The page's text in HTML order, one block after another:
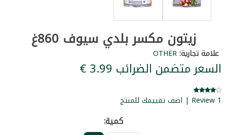
زيتون مكسر بلدي سيوف 860غ
علامة تجارية:OTHER
السعر متضمن الضرائب ‏3.99 €
1 Review | اضف تقييمك للمنتج
كمية: